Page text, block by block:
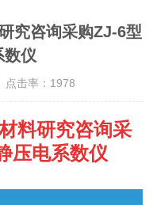
究咨询采购ZJ-6型
数仪
击率：1978
料研究咨询采
压电系数仪